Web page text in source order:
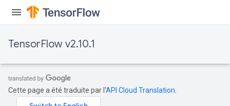
TensorFlow v2.10.1
Cette page a été traduite par l'API Cloud Translation